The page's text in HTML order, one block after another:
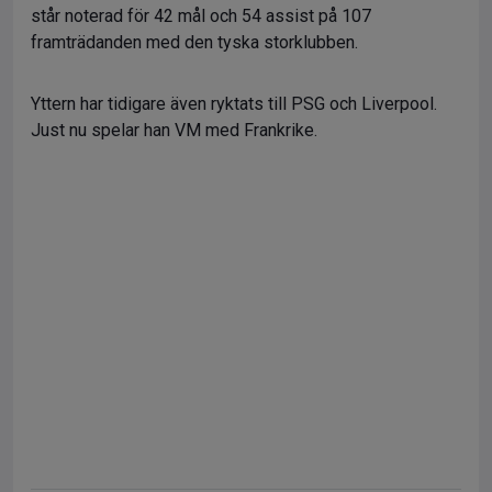
står noterad för 42 mål och 54 assist på 107
framträdanden med den tyska storklubben.
Yttern har tidigare även ryktats till PSG och Liverpool.
Just nu spelar han VM med Frankrike.